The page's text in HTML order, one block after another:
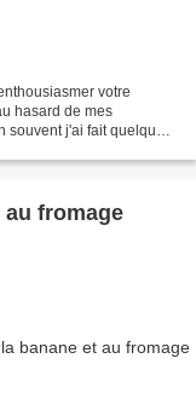
votre
hasard de mes
souvent j'ai fait quelques
au fromage